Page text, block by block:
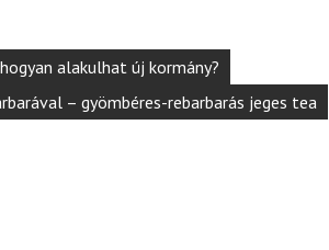
alakulhat új kormány?
– gyömbéres-rebarbarás jeges tea